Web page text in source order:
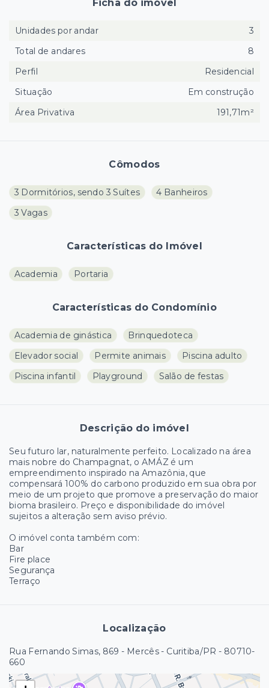
Cômodos
3 Dormitórios, sendo 3 Suítes
4 Banheiros
3 Vagas
Características do Imóvel
Academia Portaria
Características do Condomínio
Academia de ginástica
Brinquedoteca
Elevador social
Permite animais
Piscina adulto
Piscina infantil
Playground Salão de festas
Descrição do imóvel
Seu futuro lar, naturalmente perfeito. Localizado na área
mais nobre do Champagnat, o AMÁZ é um
empreendimento inspirado na Amazônia, que
compensará 100% do carbono produzido em sua obra por
meio de um projeto que promove a preservação do maior
bioma brasileiro. Preço e disponibilidade do imóvel
sujeitos a alteração sem aviso prévio.
O imóvel conta também com:
Bar
Fire place
Segurança
Terraço
Localização
Rua Fernando Simas, 869 - Mercês - Curitiba/PR - 80710-
660
Ficha do imóvel
Unidades por andar
3
Total de andares
8
Perfil
Residencial
Situação
Em construção
Área Privativa
191,71m²